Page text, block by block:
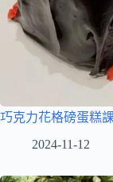
巧克力花格磅蛋糕
2024-11-12